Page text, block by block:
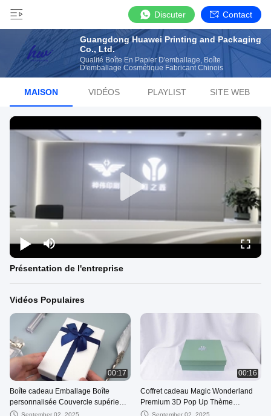
Discuter Contact
Guangdong Huawei Printing and Packaging
Co., Ltd.
Qualité Boîte En Papier D'emballage, Boîte
D'emballage Cosmétique Fabricant Chinois
MAISON VIDÉOS PLAYLIST SITE WEB
Présentation de l'entreprise
Vidéos Populaires
00:17
Boîte cadeau Emballage Boîte
personnalisée Couvercle supérieur
et inférieur Boîte cadeau Souvenir
00:16
Coffret cadeau Magic Wonderland
Premium 3D Pop Up Thème
Animaux Licorne Jungle